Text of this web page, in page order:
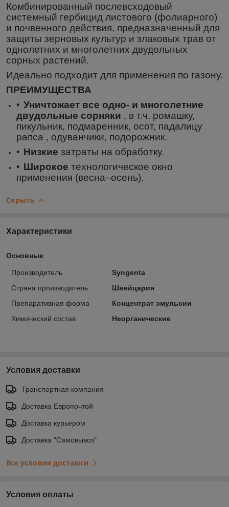
Комбинированный послевсходовый
системный гербицид листового (фолиарного)
и почвенного действия, предназначенный для
защиты зерновых культур и злаковых трав от
однолетних и многолетних двудольных
сорных растений.
Идеально подходит для применения по газону.
ПРЕИМУЩЕСТВА
Уничтожает все одно- и многолетние
двудольные сорняки , в т.ч. ромашку,
пикульник, подмаренник, осот, падалицу
рапса , одуванчики, подорожник.
Низкие затраты на обработку.
Широкое технологическое окно
применения (весна–осень).
Скрыть
Характеристики
Основные
Производитель
Syngenta
Страна производитель
Швейцария
Препаративная форма
Концентрат эмульсии
Химический состав
Неорганические
Условия доставки
Транспортная компания
Доставка Европочтой
Доставка курьером
Доставка "Самовывоз"
Все условия доставки
Условия оплаты